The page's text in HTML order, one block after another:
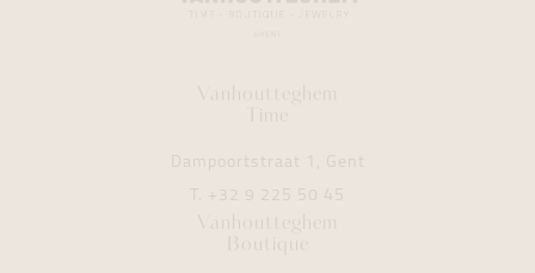
Vanhoutteghem
Time
Dampoortstraat 1, Gent
T. +32 9 225 50 45
Vanhoutteghem
Boutique